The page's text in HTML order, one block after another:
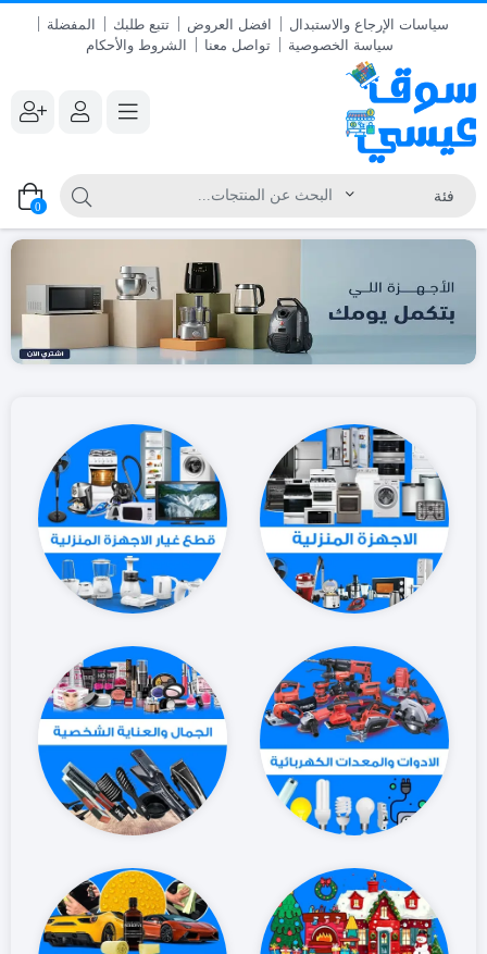
سياسات الإرجاع والاستبدال افضل العروض تتبع طلبك
المفضلة
سياسة الخصوصية
تواصل معنا الشروط والأحكام
0